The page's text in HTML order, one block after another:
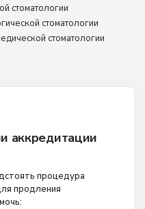
стоматологии
стоматологии
стоматологии
аккредитации
процедура
продления